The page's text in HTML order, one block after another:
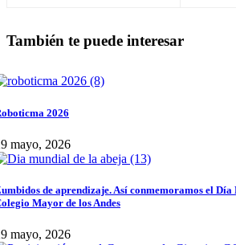
También te puede interesar
2026
mayo, 2026
de aprendizaje. Así conmemoramos el Día
Mayor de los Andes
mayo, 2026